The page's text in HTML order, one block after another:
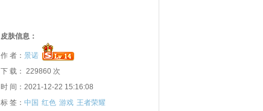
皮肤信息：
作 者： 景诺
下 载： 229860 次
时 间：2021-12-22 15:16:08
标 签： 中国 红色 游戏 王者荣耀